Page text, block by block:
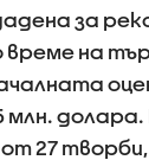
за
на
27 творби,